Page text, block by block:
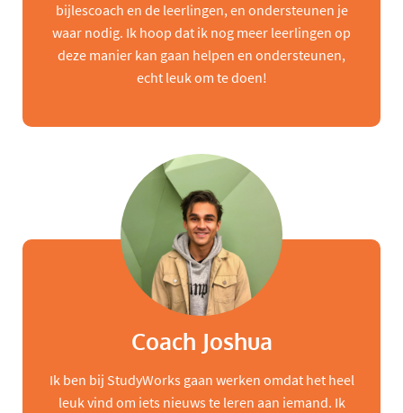
bijlescoach en de leerlingen, en ondersteunen je
waar nodig. Ik hoop dat ik nog meer leerlingen op
deze manier kan gaan helpen en ondersteunen,
echt leuk om te doen!
Coach Joshua
Ik ben bij StudyWorks gaan werken omdat het heel
leuk vind om iets nieuws te leren aan iemand. Ik